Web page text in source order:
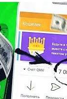
БЕЗ
ДЛЯ
С НУЛЯ